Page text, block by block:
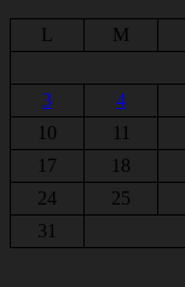
L
M
3
4
10
11
17
18
24
25
31